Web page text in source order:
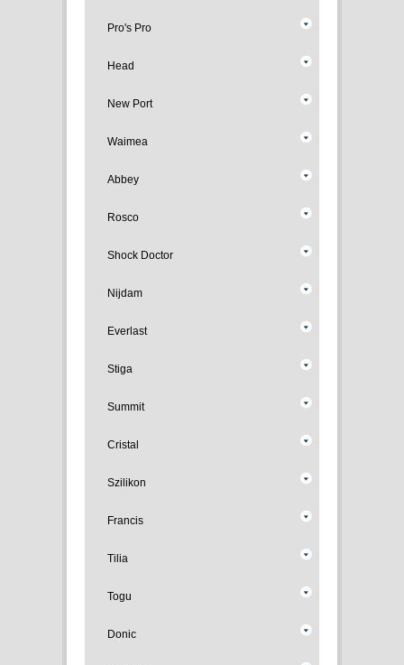
Pro's Pro
Head
New Port
Waimea
Abbey
Rosco
Shock Doctor
Nijdam
Everlast
Stiga
Summit
Cristal
Szilikon
Francis
Tilia
Togu
Donic